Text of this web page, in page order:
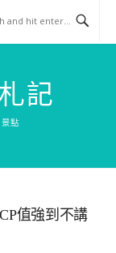
記
點
值強到不講